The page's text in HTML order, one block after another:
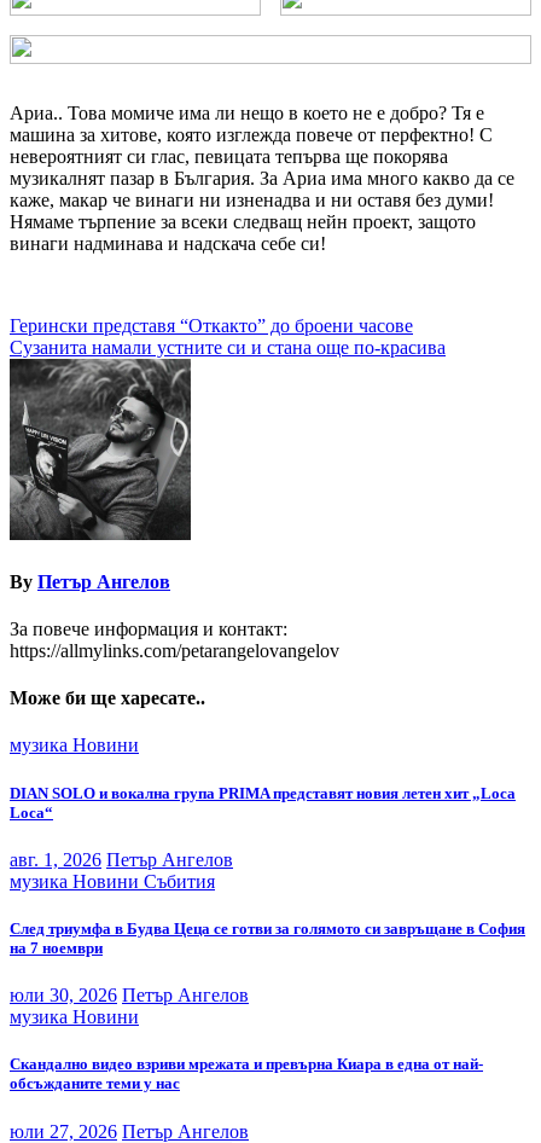
Ариа.. Това момиче има ли нещо в което не е добро? Тя е
машина за хитове, която изглежда повече от перфектно! С
невероятният си глас, певицата тепърва ще покорява
музикалнят пазар в България. За Ариа има много какво да се
каже, макар че винаги ни изненадва и ни оставя без думи!
Нямаме търпение за всеки следващ нейн проект, защото
винаги надминава и надскача себе си!
Навигация
Герински представя “Откакто” до броени часове
Сузанита намали устните си и стана още по-красива
By Петър Ангелов
За повече информация и контакт:
https://allmylinks.com/petarangelovangelov
Може би ще харесате..
музика Новини
DIAN SOLO и вокална група PRIMA представят новия летен хит „Loca
Loca“
авг. 1, 2026 Петър Ангелов
музика Новини Събития
След триумфа в Будва Цеца се готви за голямото си завръщане в София
на 7 ноември
юли 30, 2026 Петър Ангелов
музика Новини
Скандално видео взриви мрежата и превърна Киара в една от най-
обсъжданите теми у нас
юли 27, 2026 Петър Ангелов